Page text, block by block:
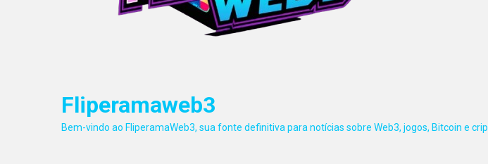
Fliperamaweb3
Bem-vindo ao FliperamaWeb3, sua fonte definitiva para notícias sobre Web3, jogos, Bitcoin e